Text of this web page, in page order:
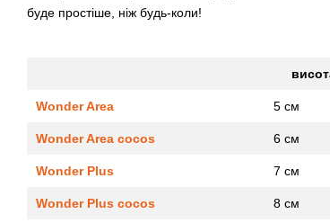
буде простіше, ніж будь-коли!
Wonder Area 5 см
Wonder Area cocos 6 см
Wonder Plus 7 см
Wonder Plus cocos 8 см